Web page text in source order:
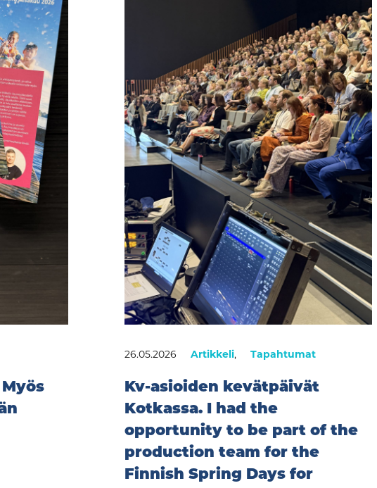
26.05.2026 Artikkeli, Tapahtumat
Kv-asioiden kevätpäivät
Kotkassa. I had the
opportunity to be part of the
production team for the
Finnish Spring Days for